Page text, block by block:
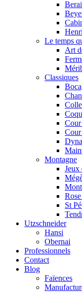
Le temps
Art
Classiques
Montagne
Jeux
St
Utzschneider
Hansi
Obernai
Professionnels
Contact
Blog
Faïences